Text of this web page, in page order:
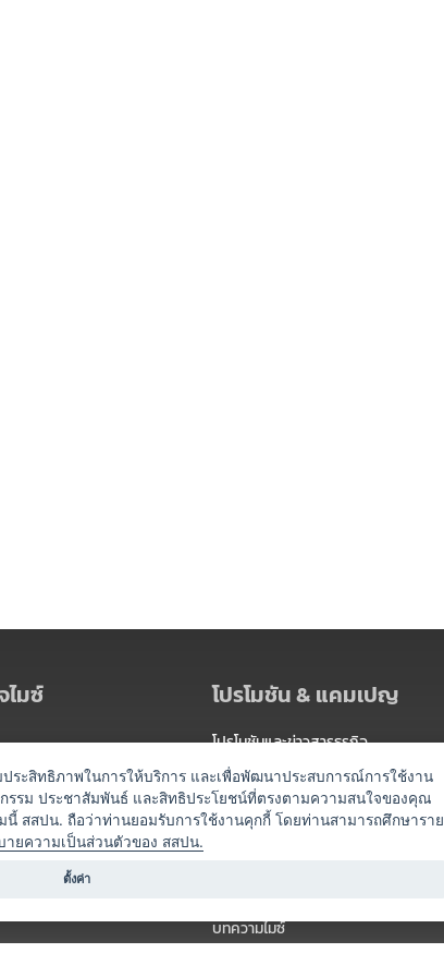
ไมซ์
งาน
โปรโมชัน & แคมเปญ
โปรโมชันและข่าวสารธุรกิจ
แพ็กเกจ
แคมเปญ
บทความไมซ์
ระสิทธิภาพในการให้บริการ และเพื่อพัฒนาประสบการณ์การใช้งาน
รรม ประชาสัมพันธ์ และสิทธิประโยชน์ที่ตรงตามความสนใจของคุณ
สสปน. ถือว่าท่านยอมรับการใช้งานคุกกี้ โดยท่านสามารถศึกษาราย
ายความเป็นส่วนตัวของ สสปน.
ตั้งค่า